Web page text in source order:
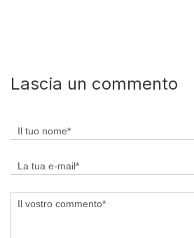
Lascia un commento